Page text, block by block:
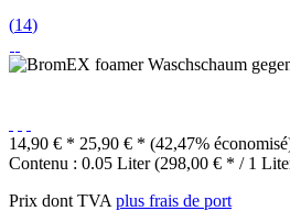
(14)
14,90 € * 25,90 € * (42,47%
Contenu : 0.05 Liter (298,00 € * / 1
Prix dont TVA plus frais de port